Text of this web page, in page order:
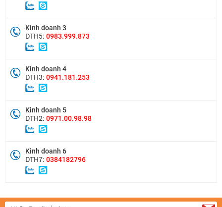
Kinh doanh 3
DTH5: 0983.999.873
Kinh doanh 4
DTH3: 0941.181.253
Kinh doanh 5
DTH2: 0971.00.98.98
Kinh doanh 6
DTH7: 0384182796